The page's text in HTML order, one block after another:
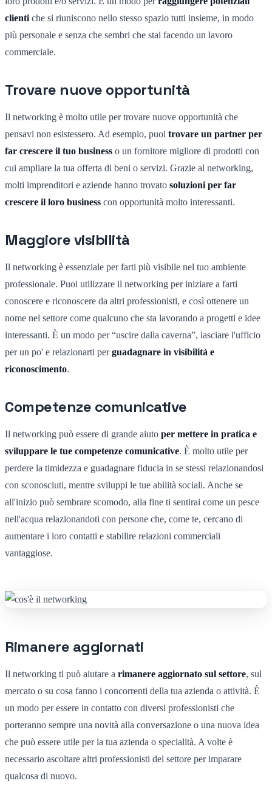
clienti che si riuniscono nello stesso spazio tutti insieme, in modo
più personale e senza che sembri che stai facendo un lavoro
commerciale.
Trovare nuove opportunità
Il networking è molto utile per trovare nuove opportunità che
pensavi non esistessero. Ad esempio, puoi trovare un partner per
far crescere il tuo business o un fornitore migliore di prodotti con
cui ampliare la tua offerta di beni o servizi. Grazie al networking,
molti imprenditori e aziende hanno trovato soluzioni per far
crescere il loro business con opportunità molto interessanti.
Maggiore visibilità
Il networking è essenziale per farti più visibile nel tuo ambiente
professionale. Puoi utilizzare il networking per iniziare a farti
conoscere e riconoscere da altri professionisti, e così ottenere un
nome nel settore come qualcuno che sta lavorando a progetti e idee
interessanti. È un modo per “uscire dalla caverna”, lasciare l'ufficio
per un po' e relazionarti perguadagnare in visibilità e
riconoscimento.
Competenze comunicative
Il networking può essere di grande aiuto per mettere in pratica e
sviluppare le tue competenze comunicative. È molto utile per
perdere la timidezza e guadagnare fiducia in se stessi relazionandosi
con sconosciuti, mentre sviluppi le tue abilità sociali. Anche se
all'inizio può sembrare scomodo, alla fine ti sentirai come un pesce
nell'acqua relazionandoti con persone che, come te, cercano di
aumentare i loro contatti e stabilire relazioni commerciali
vantaggiose.
Rimanere aggiornati
Il networking ti può aiutare a rimanere aggiornato sul settore, sul
mercato o su cosa fanno i concorrenti della tua azienda o attività. È
un modo per essere in contatto con diversi professionisti che
porteranno sempre una novità alla conversazione o una nuova idea
che può essere utile per la tua azienda o specialità. A volte è
necessario ascoltare altri professionisti del settore per imparare
qualcosa di nuovo.